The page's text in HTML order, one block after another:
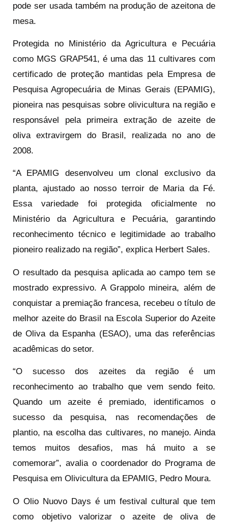
pode ser usada também na produção de azeitona de
mesa.
Protegida no Ministério da Agricultura e Pecuária
como MGS GRAP541, é uma das 11 cultivares com
certificado de proteção mantidas pela Empresa de
Pesquisa Agropecuária de Minas Gerais (EPAMIG),
pioneira nas pesquisas sobre olivicultura na região e
responsável pela primeira extração de azeite de
oliva extravirgem do Brasil, realizada no ano de
2008.
“A EPAMIG desenvolveu um clonal exclusivo da
planta, ajustado ao nosso terroir de Maria da Fé.
Essa variedade foi protegida oficialmente no
Ministério da Agricultura e Pecuária, garantindo
reconhecimento técnico e legitimidade ao trabalho
pioneiro realizado na região”, explica Herbert Sales.
O resultado da pesquisa aplicada ao campo tem se
mostrado expressivo. A Grappolo mineira, além de
conquistar a premiação francesa, recebeu o título de
melhor azeite do Brasil na Escola Superior do Azeite
de Oliva da Espanha (ESAO), uma das referências
acadêmicas do setor.
“O sucesso dos azeites da região é um
reconhecimento ao trabalho que vem sendo feito.
Quando um azeite é premiado, identificamos o
sucesso da pesquisa, nas recomendações de
plantio, na escolha das cultivares, no manejo. Ainda
temos muitos desafios, mas há muito a se
comemorar”, avalia o coordenador do Programa de
Pesquisa em Olivicultura da EPAMIG, Pedro Moura.
O Olio Nuovo Days é um festival cultural que tem
como objetivo valorizar o azeite de oliva de